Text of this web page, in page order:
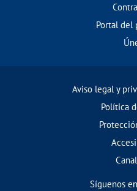
Portal del
Aviso legal y
Política
Síguenos